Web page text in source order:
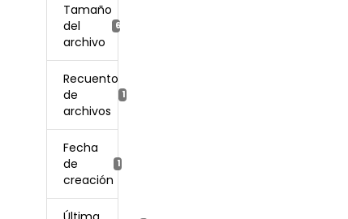
Tamaño
del
archivo
629.31 KB
Recuento
de
archivos
1
Fecha
de
creación
18 enero, 2024